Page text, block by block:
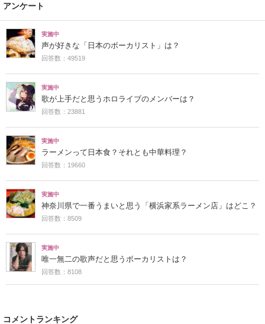
アンケート
実施中
声が好きな「日本のボーカリスト」は？
回答数：49519
実施中
歌が上手だと思うホロライブのメンバーは？
回答数：23881
実施中
ラーメンって日本食？それとも中華料理？
回答数：19660
実施中
神奈川県で一番うまいと思う「横浜家系ラーメン店」はどこ？
回答数：8509
実施中
唯一無二の歌声だと思うボーカリストは？
回答数：8108
コメントランキング